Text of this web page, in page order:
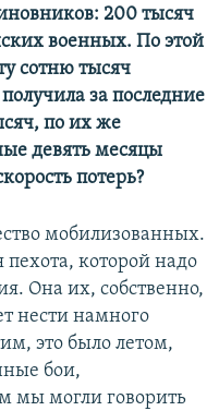
200 тысяч
военных. По этой
сотню тысяч
за последние
по их же
девять месяцы
потерь?
мобилизованных.
которой надо
Она их, собственно,
нести намного
это было летом,
бои,
мы могли говорить